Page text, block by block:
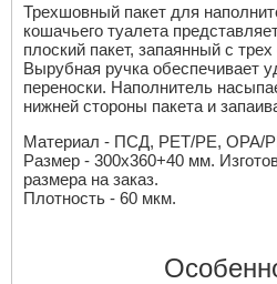
Трехшовный пакет для
кошачьего туалета
плоский пакет, запаянный с трех
Вырубная ручка обеспечивает
переноски. Наполнитель
нижней стороны пакета и
Материал - ПСД, PET/PE, OPA/
Размер - 300х360+40 мм.
размера на заказ.
Плотность - 60 мкм.